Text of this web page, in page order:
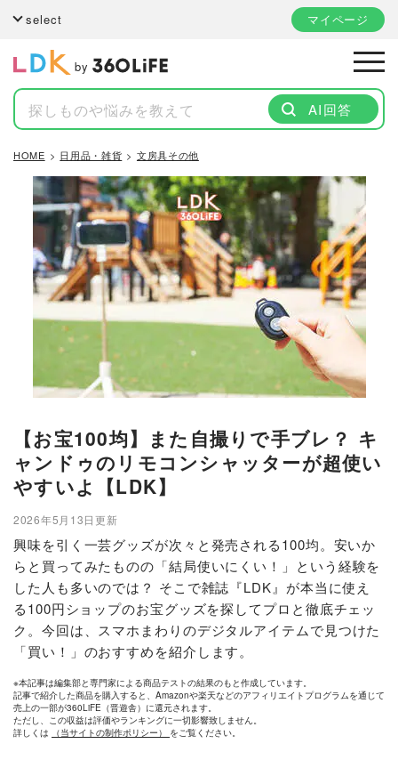
select マイページ
by
AI回答
HOME 日用品・雑貨 文房具その他
【お宝100均】また自撮りで手ブレ？ キ
ャンドゥのリモコンシャッターが超使い
やすいよ【LDK】
2026年5月13日更新
興味を引く一芸グッズが次々と発売される100均。安いか
らと買ってみたものの「結局使いにくい！」という経験を
した人も多いのでは？ そこで雑誌『LDK』が本当に使え
る100円ショップのお宝グッズを探してプロと徹底チェッ
ク。今回は、スマホまわりのデジタルアイテムで見つけた
「買い！」のおすすめを紹介します。
※本記事は編集部と専門家による商品テストの結果のもと作成しています。
記事で紹介した商品を購入すると、Amazonや楽天などのアフィリエイトプログラムを通じて
売上の一部が360LiFE（晋遊舎）に還元されます。
ただし、この収益は評価やランキングに一切影響致しません。
詳しくは
（当サイトの制作ポリシー） をご覧ください。